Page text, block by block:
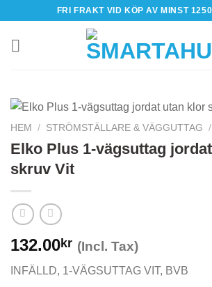
content
FRI FRAKT VID KÖP AV MINST
HEM / STRÖMSTÄLLARE & VÄGGUTTAG /
Elko Plus 1-vägsuttag
skruv Vit
132.00kr (Incl. Tax)
INFÄLLD, 1-VÄGSUTTAG VIT, BVB